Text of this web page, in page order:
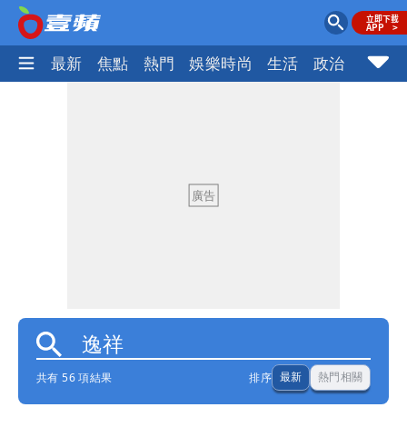
最新 焦點 熱門 娛樂時尚 生活 政治 社會
共有 56 項結果 排序 最新 熱門相關